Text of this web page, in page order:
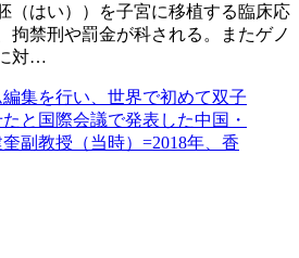
（はい））を子宮に移植する臨床応
拘禁刑や罰金が科される。またゲノ
対…